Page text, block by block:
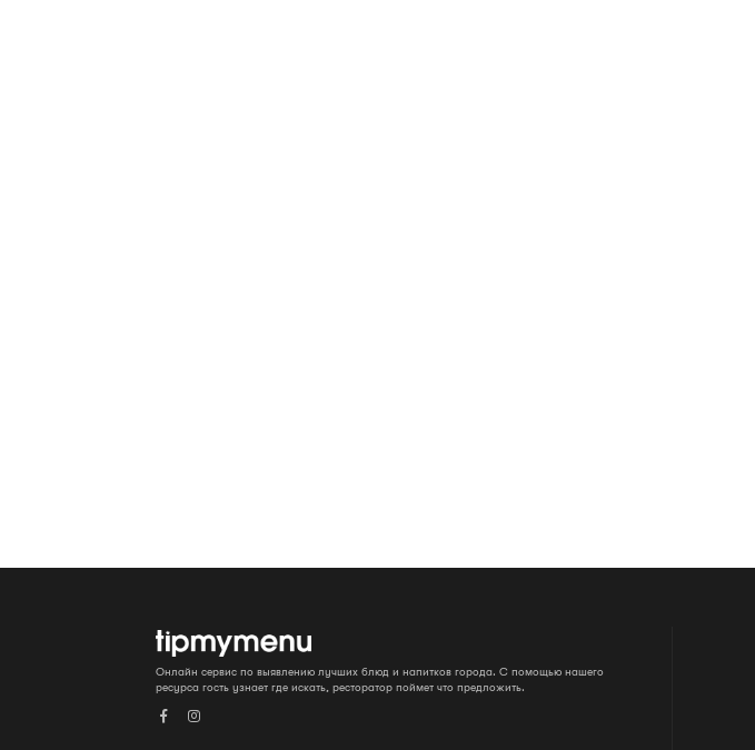
Онлайн сервис по выявлению лучших блюд и напитков города. С помощью нашего
ресурса гость узнает где искать, ресторатор поймет что предложить.
 